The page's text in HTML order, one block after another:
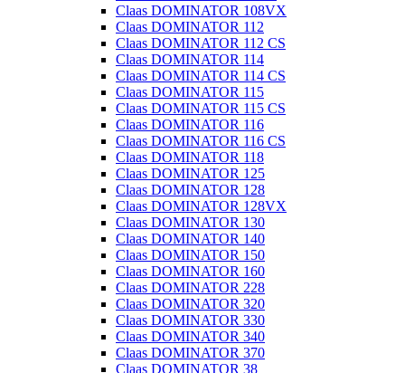
Claas DOMINATOR 108VX
Claas DOMINATOR 112
Claas DOMINATOR 112 CS
Claas DOMINATOR 114
Claas DOMINATOR 114 CS
Claas DOMINATOR 115
Claas DOMINATOR 115 CS
Claas DOMINATOR 116
Claas DOMINATOR 116 CS
Claas DOMINATOR 118
Claas DOMINATOR 125
Claas DOMINATOR 128
Claas DOMINATOR 128VX
Claas DOMINATOR 130
Claas DOMINATOR 140
Claas DOMINATOR 150
Claas DOMINATOR 160
Claas DOMINATOR 228
Claas DOMINATOR 320
Claas DOMINATOR 330
Claas DOMINATOR 340
Claas DOMINATOR 370
Claas DOMINATOR 38